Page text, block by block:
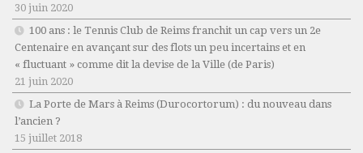
30 juin 2020
100 ans : le Tennis Club de Reims franchit un cap vers un 2e
Centenaire en avançant sur des flots un peu incertains et en
« fluctuant » comme dit la devise de la Ville (de Paris)
21 juin 2020
La Porte de Mars à Reims (Durocortorum) : du nouveau dans
l’ancien ?
15 juillet 2018